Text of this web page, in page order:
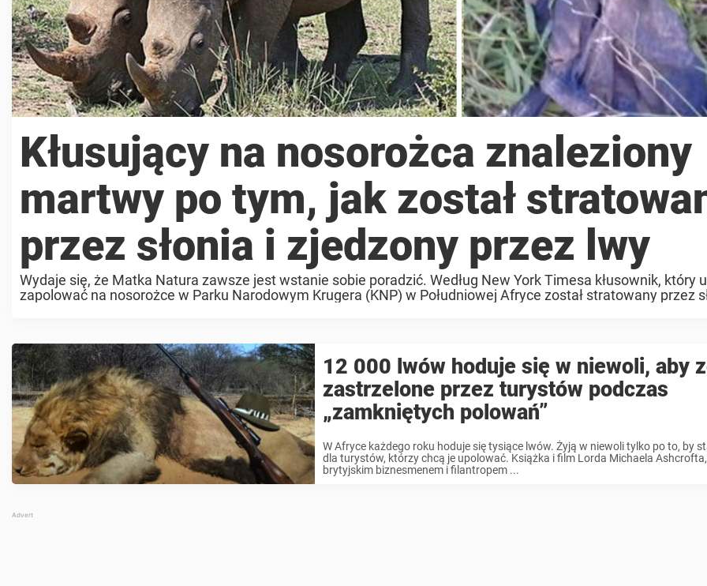
Kłusujący na nosorożca znaleziony
martwy po tym, jak został
przez słonia i zjedzony przez lwy
Wydaje się, że Matka Natura zawsze jest wstanie sobie poradzić. Według New York Timesa kłusownik, który
zapolować na nosorożce w Parku Narodowym Krugera (KNP) w Południowej Afryce został stratowany przez
12 000 lwów hoduje się w niewoli, aby
zastrzelone przez turystów podczas
„zamkniętych polowań”
W Afryce każdego roku hoduje się tysiące lwów. Żyją w niewoli tylko po to, by
dla turystów, którzy chcą je upolować. Książka i film Lorda Michaela
brytyjskim biznesmenem i filantropem ...